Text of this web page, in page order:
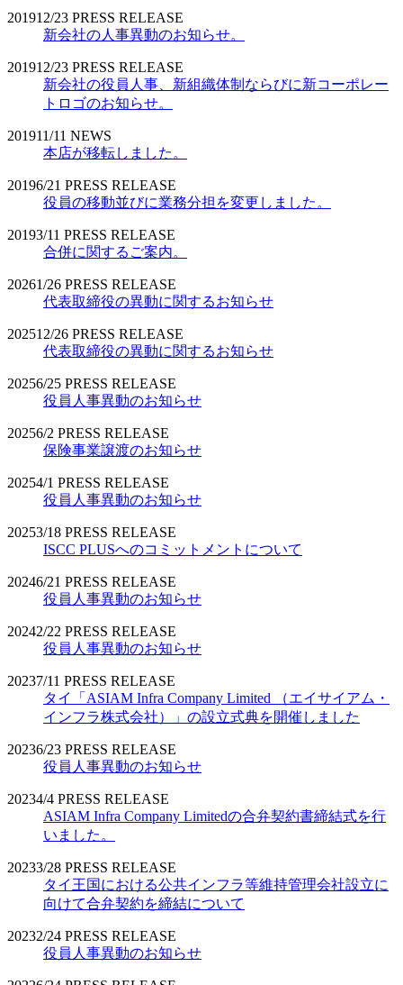
201912/23 PRESS RELEASE
新会社の人事異動のお知らせ。
201912/23 PRESS RELEASE
新会社の役員人事、新組織体制ならびに新コーポレー
トロゴのお知らせ。
201911/11 NEWS
本店が移転しました。
20196/21 PRESS RELEASE
役員の移動並びに業務分担を変更しました。
20193/11 PRESS RELEASE
合併に関するご案内。
20261/26 PRESS RELEASE
代表取締役の異動に関するお知らせ
202512/26 PRESS RELEASE
代表取締役の異動に関するお知らせ
20256/25 PRESS RELEASE
役員人事異動のお知らせ
20256/2 PRESS RELEASE
保険事業譲渡のお知らせ
20254/1 PRESS RELEASE
役員人事異動のお知らせ
20253/18 PRESS RELEASE
ISCC PLUSへのコミットメントについて
20246/21 PRESS RELEASE
役員人事異動のお知らせ
20242/22 PRESS RELEASE
役員人事異動のお知らせ
20237/11 PRESS RELEASE
タイ「ASIAM Infra Company Limited （エイサイアム・
インフラ株式会社）」の設立式典を開催しました
20236/23 PRESS RELEASE
役員人事異動のお知らせ
20234/4 PRESS RELEASE
ASIAM Infra Company Limitedの合弁契約書締結式を行
いました。
20233/28 PRESS RELEASE
タイ王国における公共インフラ等維持管理会社設立に
向けて合弁契約を締結について
20232/24 PRESS RELEASE
役員人事異動のお知らせ